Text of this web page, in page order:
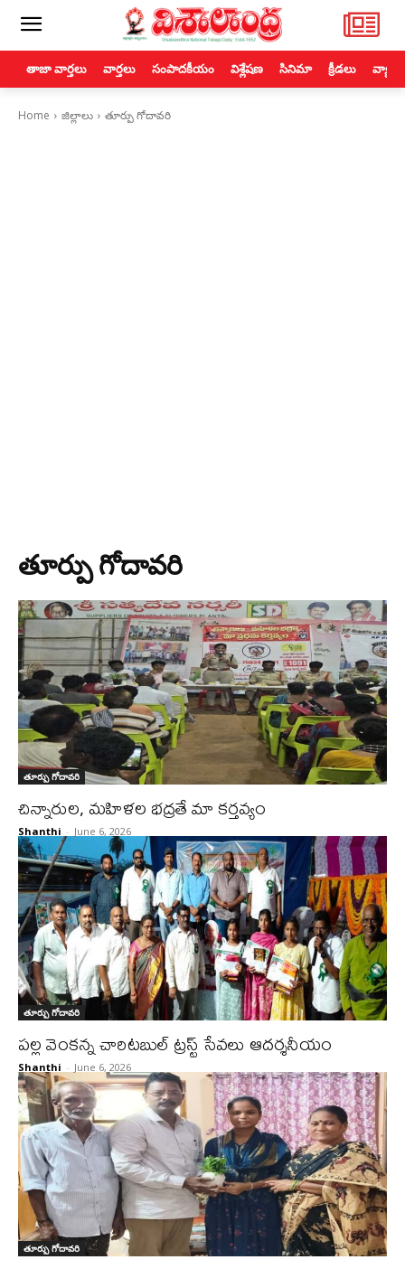
తాజా వార్తలు వార్తలు సంపాదకీయం విశ్లేషణ సినిమా క్రీడలు
Home జిల్లాలు తూర్పు గోదావరి
తూర్పు గోదావరి
తూర్పు గోదావరి
చిన్నారుల, మహిళల భద్రతే మా కర్తవ్యం
Shanthi - June 6, 2026
తూర్పు గోదావరి
పల్ల వెంకన్న చారిటబుల్ ట్రస్ట్ సేవలు ఆదర్శనీయం
Shanthi - June 6, 2026
తూర్పు గోదావరి